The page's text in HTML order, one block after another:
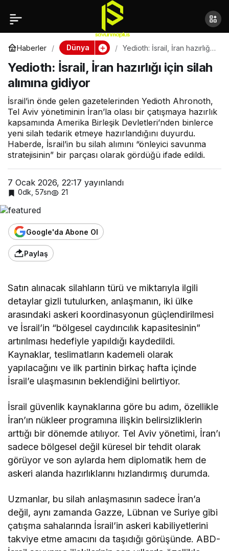
Haberler Dünya
Yedioth: İsrail, İran hazırlığı
Yedioth: İsrail, İran hazırlığı için silah
alımına gidiyor
İsrail’in önde gelen gazetelerinden Yedioth Ahronoth,
Tel Aviv yönetiminin İran’la olası bir çatışmaya hazırlık
kapsamında Amerika Birleşik Devletleri’nden binlerce
yeni silah tedarik etmeye hazırlandığını duyurdu.
Haberde, İsrail’in bu silah alımını “önleyici savunma
stratejisinin” bir parçası olarak gördüğü ifade edildi.
7 Ocak 2026, 22:17 yayınlandı
0dk, 57sn 21
Google'da Abone Ol
Paylaş
Satın alınacak silahların türü ve miktarıyla ilgili
detaylar gizli tutulurken, anlaşmanın, iki ülke
arasındaki askeri koordinasyonun güçlendirilmesi
ve İsrail’in “bölgesel caydırıcılık kapasitesinin”
artırılması hedefiyle yapıldığı kaydedildi.
Kaynaklar, teslimatların kademeli olarak
yapılacağını ve ilk partinin birkaç hafta içinde
İsrail’e ulaşmasının beklendiğini belirtiyor.
İsrail güvenlik kaynaklarına göre bu adım, özellikle
İran’ın nükleer programına ilişkin belirsizliklerin
arttığı bir dönemde atılıyor. Tel Aviv yönetimi, İran’ı
sadece bölgesel değil küresel bir tehdit olarak
görüyor ve son aylarda hem diplomatik hem de
askeri alanda hazırlıklarını hızlandırmış durumda.
Uzmanlar, bu silah anlaşmasının sadece İran’a
değil, aynı zamanda Gazze, Lübnan ve Suriye gibi
çatışma sahalarında İsrail’in askeri kabiliyetlerini
takviye etme amacını da taşıdığı görüşünde. ABD-
Yedioth: İsrail, İran
hazırlığı için silah
alımına gidiyor
Paylaş